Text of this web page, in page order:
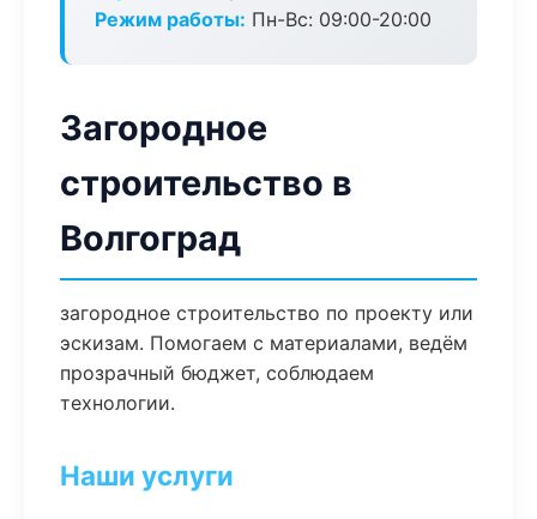
Режим работы: Пн-Вс: 09:00-20:00
Загородное
строительство в
Волгоград
загородное строительство по проекту или
эскизам. Помогаем с материалами, ведём
прозрачный бюджет, соблюдаем
технологии.
Наши услуги